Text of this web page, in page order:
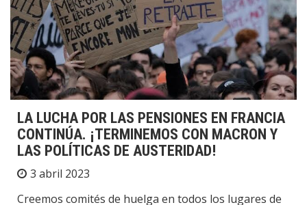
LA LUCHA POR LAS PENSIONES EN FRANCIA
CONTINÚA. ¡TERMINEMOS CON MACRON Y
LAS POLÍTICAS DE AUSTERIDAD!
3 abril 2023
Creemos comités de huelga en todos los lugares de